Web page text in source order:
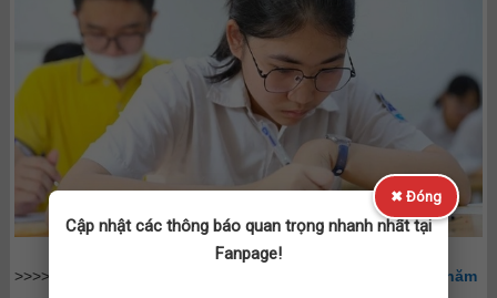
>>>> Công bố:
Thời gian đăng ký dự thi tốt nghiệp THPT năm
✖ Đóng
Cập nhật các thông báo quan trọng nhanh nhất tại
Fanpage!